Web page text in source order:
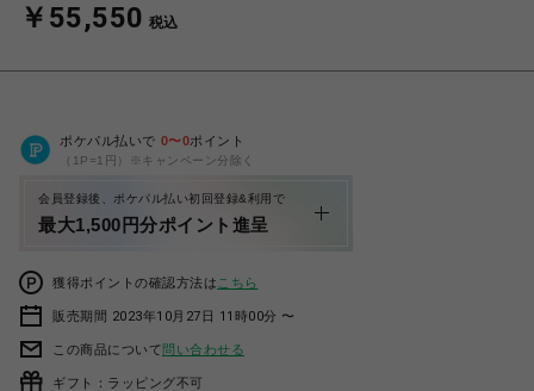
￥55,550 税込
ポケパル払いで 0〜0ポイント
（1P=1円）※キャンペーン分除く
会員登録後、ポケパル払い初回登録&利用で
最大1,500円分ポイント進呈
獲得ポイントの確認方法は こちら
販売期間 2023年10月27日 11時00分 〜
この商品について問い合わせる
ギフト：ラッピング不可